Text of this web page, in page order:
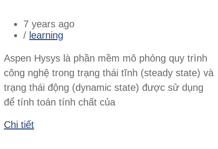
7 years ago
/ learning
Aspen Hysys là phần mềm mô phỏng quy trình
công nghệ trong trạng thái tĩnh (steady state) và
trạng thái động (dynamic state) được sử dụng
để tính toán tính chất của
Chi tiết